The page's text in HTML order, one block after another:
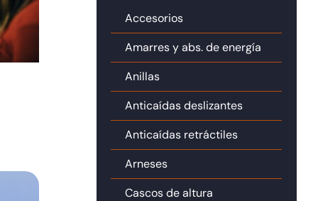
Accesorios
Amarres y abs. de energía
Anillas
Anticaídas deslizantes
Anticaídas retráctiles
Arneses
Cascos de altura